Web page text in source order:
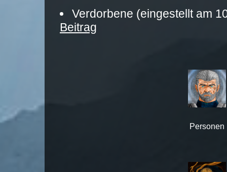
Verdorbene (eingestellt am
Beitrag
Personen